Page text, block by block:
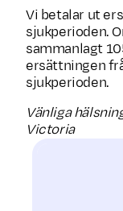
Vi betalar ut
sjukperioden.
sammanlagt
ersättningen
sjukperioden.
Vänliga
Victoria